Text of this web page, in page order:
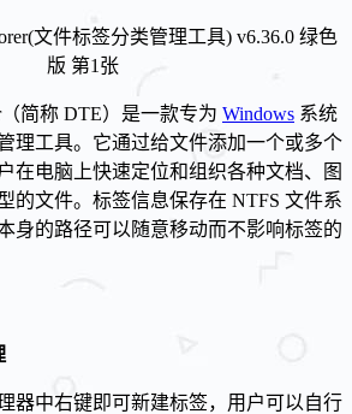
（简称 DTE）是一款专为 Windows 系统
理工具。它通过给文件添加一个或多个
在电脑上快速定位和组织各种文档、图
的文件。标签信息保存在 NTFS 文件系
身的路径可以随意移动而不影响标签的
器中右键即可新建标签，用户可以自行